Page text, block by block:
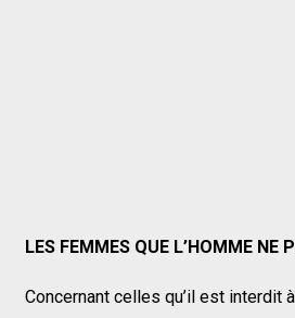
LES FEMMES QUE L’HOMME NE
Concernant celles qu’il est interdit